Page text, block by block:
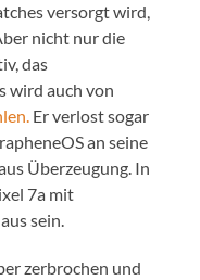
versorgt wird,
nicht nur die
das
wird auch von
Er verlost sogar
an seine
Überzeugung. In
7a mit
sein.
zerbrochen und